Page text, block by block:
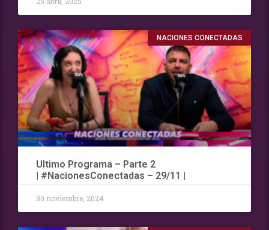
NACIONES CONECTADAS
Ultimo Programa – Parte 2
| #NacionesConectadas – 29/11 |
30 noviembre, 2024